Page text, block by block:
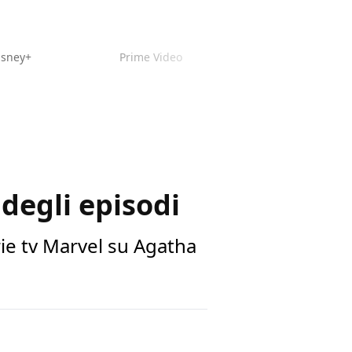
Prime Video
episodi
tv Marvel su Agatha